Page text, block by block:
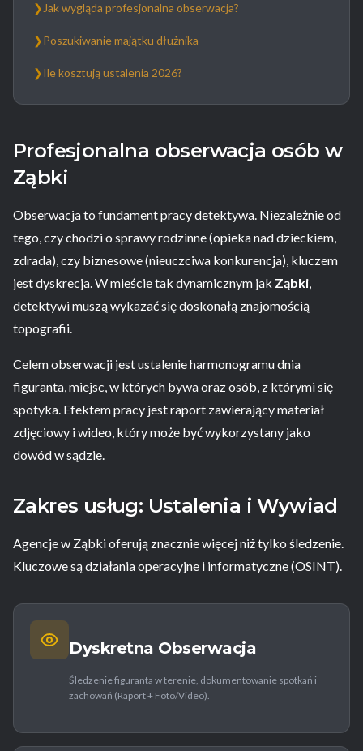
❯ Jak wygląda profesjonalna obserwacja?
❯Poszukiwanie majątku dłużnika
❯Ile kosztują ustalenia 2026?
Profesjonalna obserwacja osób w
Ząbki
Obserwacja to fundament pracy detektywa. Niezależnie od
tego, czy chodzi o sprawy rodzinne (opieka nad dzieckiem,
zdrada), czy biznesowe (nieuczciwa konkurencja), kluczem
jest dyskrecja. W mieście tak dynamicznym jak Ząbki,
detektywi muszą wykazać się doskonałą znajomością
topografii.
Celem obserwacji jest ustalenie harmonogramu dnia
figuranta, miejsc, w których bywa oraz osób, z którymi się
spotyka. Efektem pracy jest raport zawierający materiał
zdjęciowy i wideo, który może być wykorzystany jako
dowód w sądzie.
Zakres usług: Ustalenia i Wywiad
Agencje w Ząbki oferują znacznie więcej niż tylko śledzenie.
Kluczowe są działania operacyjne i informatyczne (OSINT).
Dyskretna Obserwacja
Śledzenie figuranta w terenie, dokumentowanie spotkań i
zachowań (Raport + Foto/Video).